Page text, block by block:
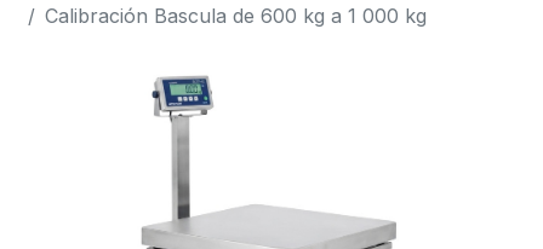
Calibración Bascula de 600 kg a 1 000 kg